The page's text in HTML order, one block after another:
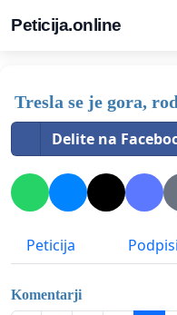
Peticija.online
Tresla se je gora,
Delite na
Peticija Podpisi
Komentarji